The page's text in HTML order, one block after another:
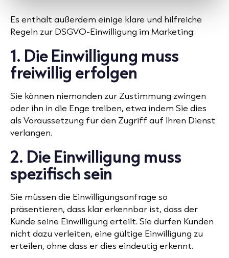
Es enthält außerdem einige klare und hilfreiche
Regeln zur DSGVO-Einwilligung im Marketing:
1. Die Einwilligung muss
freiwillig erfolgen
Sie können niemanden zur Zustimmung zwingen
oder ihn in die Enge treiben, etwa indem Sie dies
als Voraussetzung für den Zugriff auf Ihren Dienst
verlangen.
2. Die Einwilligung muss
spezifisch sein
Sie müssen die Einwilligungsanfrage so
präsentieren, dass klar erkennbar ist, dass der
Kunde seine Einwilligung erteilt. Sie dürfen Kunden
nicht dazu verleiten, eine gültige Einwilligung zu
erteilen, ohne dass er dies eindeutig erkennt.